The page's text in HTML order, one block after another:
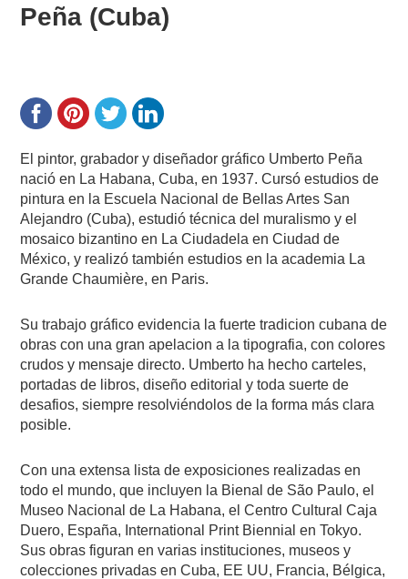
Peña (Cuba)
El pintor, grabador y diseñador gráfico Umberto Peña
nació en La Habana, Cuba, en 1937. Cursó estudios de
pintura en la Escuela Nacional de Bellas Artes San
Alejandro (Cuba), estudió técnica del muralismo y el
mosaico bizantino en La Ciudadela en Ciudad de
México, y realizó también estudios en la academia La
Grande Chaumière, en Paris.
Su trabajo gráfico evidencia la fuerte tradicion cubana de
obras con una gran apelacion a la tipografia, con colores
crudos y mensaje directo. Umberto ha hecho carteles,
portadas de libros, diseño editorial y toda suerte de
desafios, siempre resolviéndolos de la forma más clara
posible.
Con una extensa lista de exposiciones realizadas en
todo el mundo, que incluyen la Bienal de São Paulo, el
Museo Nacional de La Habana, el Centro Cultural Caja
Duero, España, International Print Biennial en Tokyo.
Sus obras figuran en varias instituciones, museos y
colecciones privadas en Cuba, EE UU, Francia, Bélgica,